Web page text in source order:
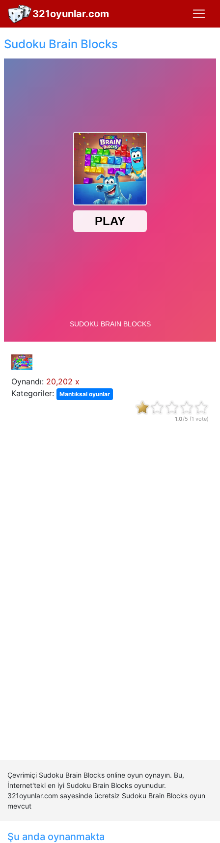
321oyunlar.com
Sudoku Brain Blocks
Oynandı: 20,202 x
Kategoriler:
Mantıksal oyunlar
1.0/5 (1 vote)
Çevrimiçi Sudoku Brain Blocks online oyun oynayın. Bu,
İnternet'teki en iyi Sudoku Brain Blocks oyunudur.
321oyunlar.com sayesinde ücretsiz Sudoku Brain Blocks oyun
mevcut
Şu anda oynanmakta